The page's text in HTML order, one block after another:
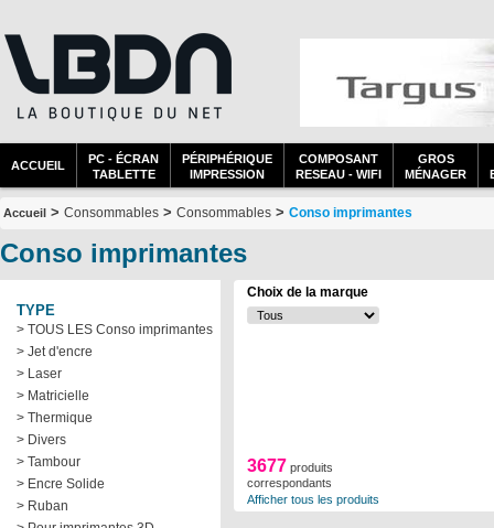
ACCUEIL
PC - ÉCRAN
TABLETTE
PÉRIPHÉRIQUE
IMPRESSION
COMPOSANT
RESEAU - WIFI
GROS
MÉNAGER
Accueil > Consommables > Consommables > Conso imprimantes
Conso imprimantes
TYPE
> TOUS LES Conso imprimantes
> Jet d'encre
> Laser
> Matricielle
> Thermique
> Divers
> Tambour
> Encre Solide
> Ruban
Choix de la marque
3677 produits
correspondants
Afficher tous les produits